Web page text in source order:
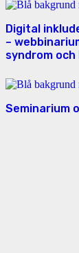
Digital
–
syndrom
Seminarium